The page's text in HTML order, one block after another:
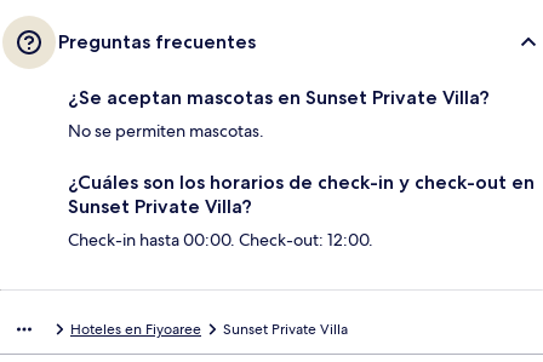
Preguntas frecuentes
¿Se aceptan mascotas en Sunset Private Villa?
No se permiten mascotas.
¿Cuáles son los horarios de check-in y check-out en
Sunset Private Villa?
Check-in hasta 00:00. Check-out: 12:00.
Hoteles en Fiyoaree Sunset Private Villa